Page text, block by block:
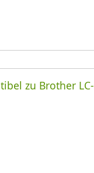
zu Brother LC-